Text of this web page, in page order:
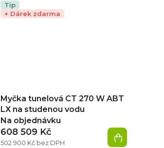
Tip
+ Dárek zdarma
Myčka tunelová CT 270 W ABT
LX na studenou vodu
Na objednávku
502 900 Kč bez DPH
608 509 Kč